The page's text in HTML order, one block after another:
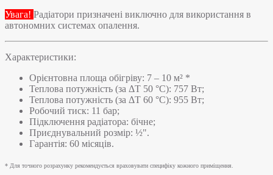
Увага! Радіатори призначені виключно для використання в
автономних системах опалення.
Характеристики:
Орієнтовна площа обігріву: 7 – 10 м² *
Теплова потужність (за ΔT 50 °C): 757 Вт;
Теплова потужність (за ΔT 60 °C): 955 Вт;
Робочий тиск: 11 бар;
Підключення радіатора: бічне;
Приєднувальний розмір: ½".
Гарантія: 60 місяців.
* Для точного розрахунку рекомендується враховувати специфіку кожного приміщення.